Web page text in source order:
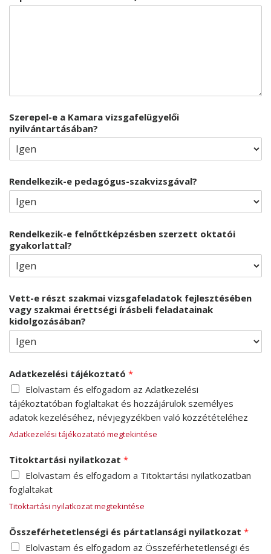
Szerepel-e a Kamara vizsgafelügyelői
nyilvántartásában?
Rendelkezik-e pedagógus-szakvizsgával?
Rendelkezik-e felnőttképzésben szerzett oktatói
gyakorlattal?
Vett-e részt szakmai vizsgafeladatok fejlesztésében
vagy szakmai érettségi írásbeli feladatainak
kidolgozásában?
Adatkezelési tájékoztató *
Elolvastam és elfogadom az Adatkezelési
tájékoztatóban foglaltakat és hozzájárulok személyes
adatok kezeléséhez, névjegyzékben való közzétételéhez
Adatkezelési tájékozatató megtekintése
Titoktartási nyilatkozat *
Elolvastam és elfogadom a Titoktartási nyilatkozatban
foglaltakat
Titoktartási nyilatkozat megtekintése
Összeférhetetlenségi és pártatlansági nyilatkozat *
Elolvastam és elfogadom az Összeférhetetlenségi és